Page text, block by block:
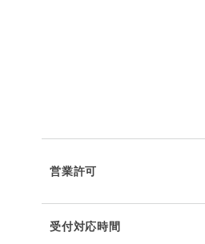
営業許可
受付対応時間